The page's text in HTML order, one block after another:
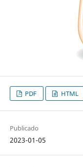
PDF HTML
Publicado
2023-01-05